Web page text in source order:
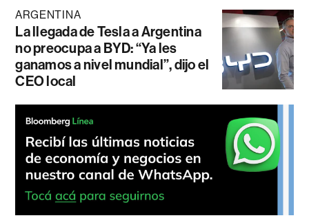
ARGENTINA
La llegada de Tesla a Argentina
no preocupa a BYD: “Ya les
ganamos a nivel mundial”, dijo el
CEO local